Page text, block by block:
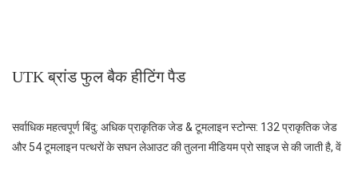
UTK ब्रांड फुल बैक हीटिंग पैड
सर्वाधिक महत्वपूर्ण बिंदु: अधिक प्राकृतिक जेड & टूमलाइन स्टोन्स: 132 प्राकृतिक जेड
और 54 टूमलाइन पत्थरों के सघन लेआउट की तुलना मीडियम प्रो साइज से की जाती है, वें